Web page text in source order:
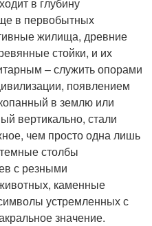
в первобытных
жилища, древние
стойки, и их
– служить опорами
появлением
в землю или
вертикально, стали
чем просто одна лишь
столбы
с резными
каменные
устремленных с
значение.